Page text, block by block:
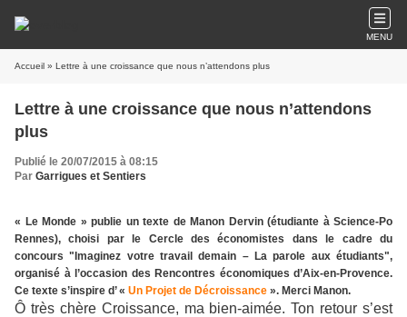
MENU
Accueil » Lettre à une croissance que nous n’attendons plus
Lettre à une croissance que nous n’attendons
plus
Publié le 20/07/2015 à 08:15
Par Garrigues et Sentiers
« Le Monde » publie un texte de Manon Dervin (étudiante à Science-Po
Rennes), choisi par le Cercle des économistes dans le cadre du
concours "Imaginez votre travail demain – La parole aux étudiants",
organisé à l’occasion des Rencontres économiques d’Aix-en-Provence.
Ce texte s’inspire d’ « Un Projet de Décroissance ». Merci Manon.
Ô très chère Croissance, ma bien-aimée. Ton retour s’est